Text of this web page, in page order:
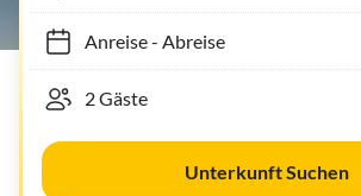
Anreise- Abreise
Unterkunft Suchen